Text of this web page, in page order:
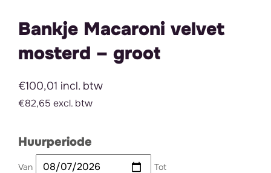
Bankje Macaroni velvet
mosterd – groot
€100,01 incl. btw
€82,65 excl. btw
Huurperiode
Van Tot